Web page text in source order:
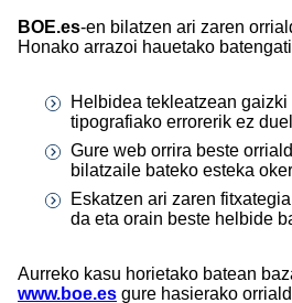
BOE.es-en bilatzen ari zaren
Honako arrazoi hauetako
Helbidea tekleatzean
tipografiako errorerik ez
Gure web orrira beste
bilatzaile bateko esteka
Eskatzen ari zaren
da eta orain beste helbide
Aurreko kasu horietako batean
www.boe.es gure hasierako